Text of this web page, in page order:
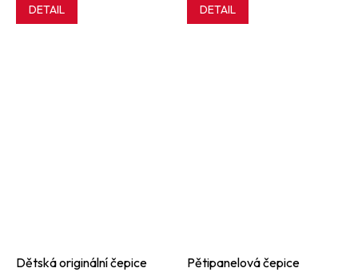
DETAIL DETAIL
Dětská originální čepice Pětipanelová čepice